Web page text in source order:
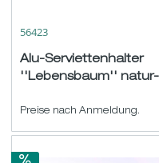
56423
Alu-Serviettenhalter
''Lebensbaum'' natur-
Preise nach Anmeldung.